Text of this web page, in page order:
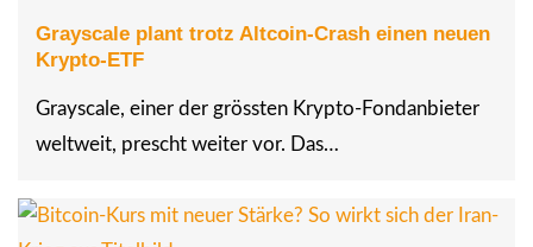
Grayscale plant trotz Altcoin-Crash einen neuen
Krypto-ETF
Grayscale, einer der grössten Krypto-Fondanbieter
weltweit, prescht weiter vor. Das…